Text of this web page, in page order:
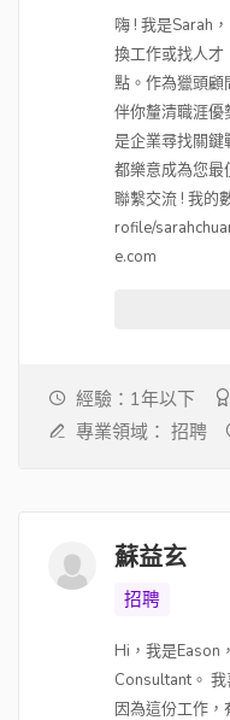
嗨 ! 我是Sarah
換工作或找人才
點。作為獵頭顧
伴你釐清職涯優
是企業尋找關鍵
都樂意成為您最
聯繫交流 ! 我的
rofile/
e.com
經驗：1年以下
專業領域： 招聘
蘇益玄
招聘
Hi，我是Eason
Consultant。
因為這份工作